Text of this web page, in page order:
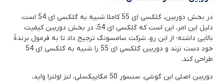
در بخش دوربین، گلکسی ای 55 کاملا شبیه به گلکسی ای 54 است.
دلیل این امر، این است که گلکسی ای 54، در بخش دوربین کیفیت
بالایی داشته؛ از این رو، شرکت سامسونگ ترجیح داد تا به فرمول برندۀ
خود دست نزند و دوربین گلکسی ای 55 را شبیه به گلکسی ای 54
طراحی کند.
دوربین اصلی این گوشی، سنسور 50 مگاپیکسلی، لنز اولترا واید،